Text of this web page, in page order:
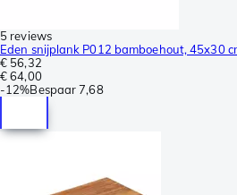
5 reviews
Eden snijplank P012 bamboehout, 45x30
€ 56,32
€ 64,00
-12%Bespaar 7,68